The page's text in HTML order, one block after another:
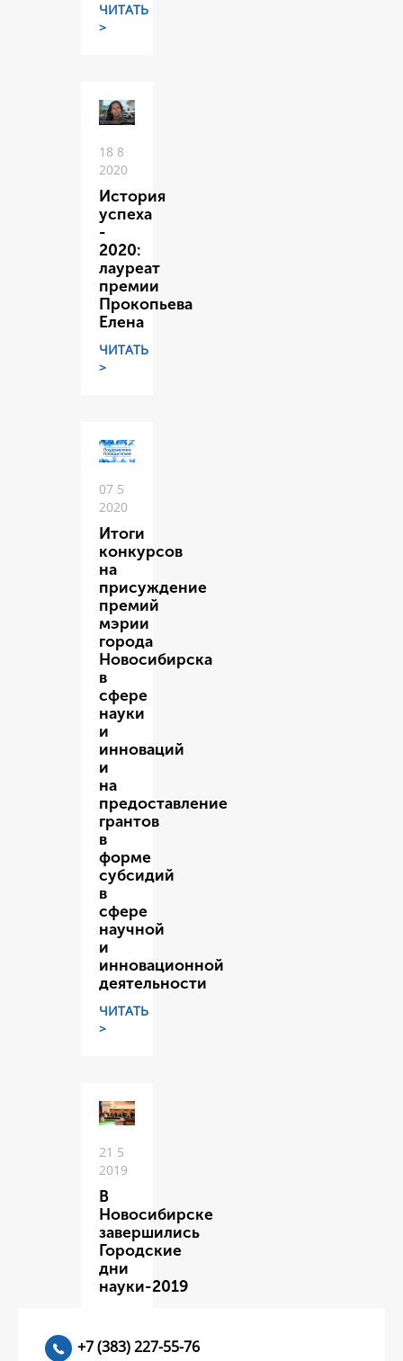
ЧИТАТЬ
>
18 8
2020
История
успеха
-
2020:
лауреат
премии
Прокопьева
Елена
ЧИТАТЬ
>
07 5
2020
Итоги
конкурсов
на
присуждение
премий
мэрии
города
Новосибирска
в
сфере
науки
и
инноваций
и
на
предоставление
грантов
в
форме
субсидий
в
сфере
научной
и
инновационной
деятельности
ЧИТАТЬ
>
21 5
2019
В
Новосибирске
завершились
Городские
дни
науки-2019
+7 (383) 227-55-76